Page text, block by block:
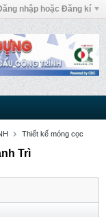
nhập hoặc Đăng kí
Thiết kế móng cọc
Trì